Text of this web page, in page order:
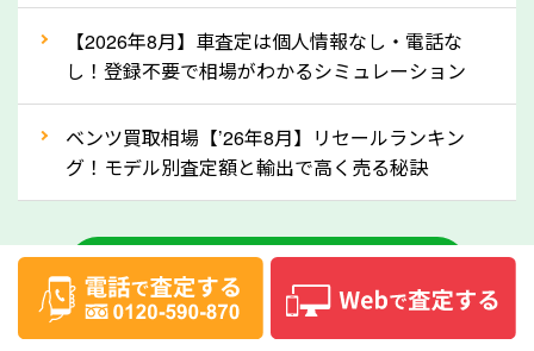
な車は早めに廃車手続きをしたほうが良いでしょう。
③自動車税の還付金の扱いについて確認し
ましょう！
車を廃車にすると、自動車税の還付金を受け取ること
ができる場合があります。廃車買取業者の中には、還
付金をお客様に返還しない業者もあります。廃車査定
をする際には、自動車税の還付金の返還があるかどう
かを確認するようにしてください。大阪府のソコカラ
では、自動車税の還付金をお客様に返還しております
【2026年8月】車査定は個人情報なし・電話な
し！登録不要で相場がわかるシミュレーション
ベンツ買取相場【’26年8月】リセールランキン
グ！モデル別査定額と輸出で高く売る秘訣
中古車のお役立ちコラム一覧